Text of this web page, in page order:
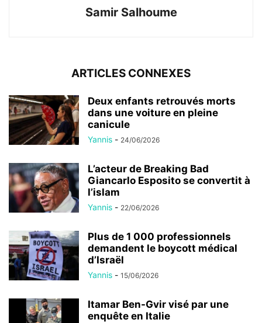
Samir Salhoume
ARTICLES CONNEXES
Deux enfants retrouvés morts
dans une voiture en pleine
canicule
Yannis - 24/06/2026
L’acteur de Breaking Bad
Giancarlo Esposito se convertit à
l’islam
Yannis - 22/06/2026
Plus de 1 000 professionnels
demandent le boycott médical
d’Israël
Yannis - 15/06/2026
Itamar Ben-Gvir visé par une
enquête en Italie